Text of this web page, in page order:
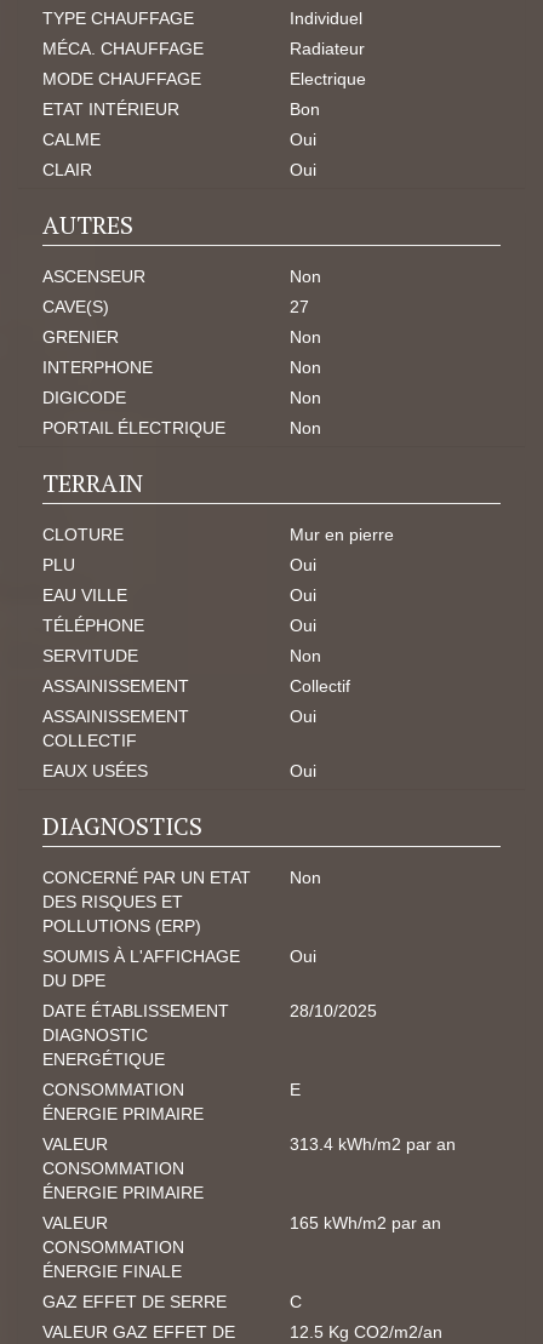
TYPE CHAUFFAGE
Individuel
MÉCA. CHAUFFAGE
Radiateur
MODE CHAUFFAGE
Electrique
ETAT INTÉRIEUR
Bon
CALME
Oui
CLAIR
Oui
AUTRES
ASCENSEUR
Non
CAVE(S)
27
GRENIER
Non
INTERPHONE
Non
DIGICODE
Non
PORTAIL ÉLECTRIQUE
Non
TERRAIN
CLOTURE
Mur en pierre
PLU
Oui
EAU VILLE
Oui
TÉLÉPHONE
Oui
SERVITUDE
Non
ASSAINISSEMENT
Collectif
ASSAINISSEMENT
COLLECTIF
Oui
EAUX USÉES Oui
DIAGNOSTICS
CONCERNÉ PAR UN ETAT
DES RISQUES ET
POLLUTIONS (ERP)
Non
SOUMIS À L'AFFICHAGE
DU DPE
Oui
DATE ÉTABLISSEMENT
DIAGNOSTIC
ENERGÉTIQUE
28/10/2025
CONSOMMATION
ÉNERGIE PRIMAIRE
E
VALEUR
CONSOMMATION
ÉNERGIE PRIMAIRE
313.4 kWh/m2 par an
VALEUR
CONSOMMATION
ÉNERGIE FINALE
165 kWh/m2 par an
GAZ EFFET DE SERRE
C
VALEUR GAZ EFFET DE
12.5 Kg CO2/m2/an